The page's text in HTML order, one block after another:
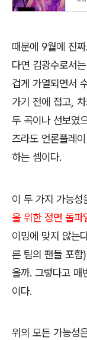
때문에 9월에 진
다면 김광수로서
겁게 가열되면서
가기 전에 접고,
두 곡이나 선보였
즈라도 언론플레
하는 셈이다.
이 두 가지 가능성
을 위한 정면 돌파
이밍에 맞지 않는
른 팀의 팬들 포함
을까. 그렇다고 매
이다.
위의 모든 가능성